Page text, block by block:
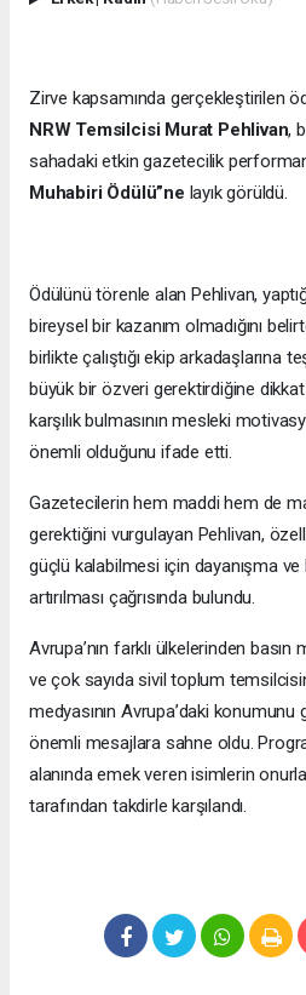
Zirve kapsamında gerçekleştirilen
NRW Temsilcisi Murat Pehlivan,
sahadaki etkin gazetecilik
Muhabiri Ödülü”ne layık görüldü.
Ödülünü törenle alan Pehlivan,
bireysel bir kazanım olmadığını
birlikte çalıştığı ekip arkadaşlarına
büyük bir özveri gerektirdiğine
karşılık bulmasının mesleki
önemli olduğunu ifade etti.
Gazetecilerin hem maddi hem de
gerektiğini vurgulayan Pehlivan,
güçlü kalabilmesi için dayanışma
artırılması çağrısında bulundu.
Avrupa’nın farklı ülkelerinden
ve çok sayıda sivil toplum
medyasının Avrupa’daki
önemli mesajlara sahne oldu.
alanında emek veren isimlerin
tarafından takdirle karşılandı.